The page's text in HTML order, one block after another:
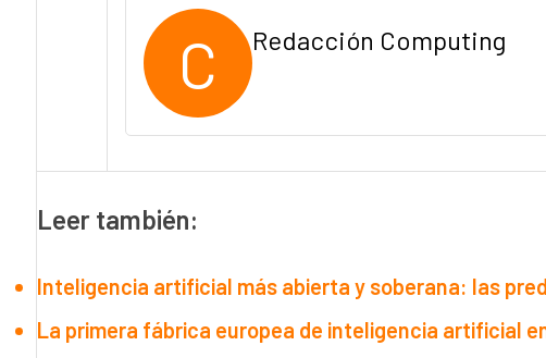
C Redacción Computing
Leer también:
Inteligencia artificial más abierta y soberana: las
La primera fábrica europea de inteligencia artificial